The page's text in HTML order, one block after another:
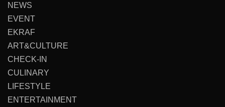
NEWS
EVENT
EKRAF
ART&CULTURE
CHECK-IN
CULINARY
LIFESTYLE
ENTERTAINMENT